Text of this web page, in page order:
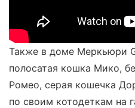
Также в доме Меркьюри
полосатая кошка Мико,
Ромео, серая кошечка
по своим котодеткам на